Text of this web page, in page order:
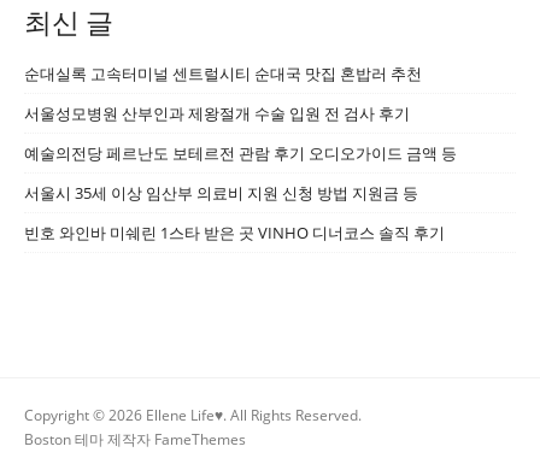
최신 글
순대실록 고속터미널 센트럴시티 순대국 맛집 혼밥러 추천
서울성모병원 산부인과 제왕절개 수술 입원 전 검사 후기
예술의전당 페르난도 보테르전 관람 후기 오디오가이드 금액 등
서울시 35세 이상 임산부 의료비 지원 신청 방법 지원금 등
빈호 와인바 미쉐린 1스타 받은 곳 VINHO 디너코스 솔직 후기
Copyright © 2026 Ellene Life♥. All Rights Reserved.
Boston 테마 제작자 FameThemes